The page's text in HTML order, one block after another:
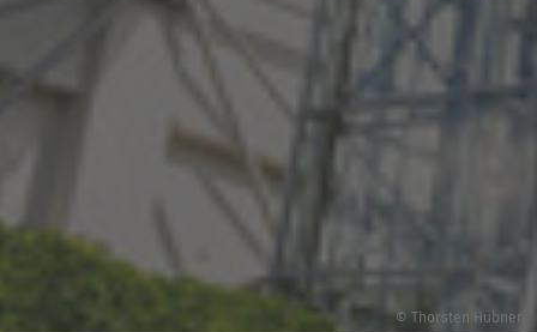
© Thorsten Hübner